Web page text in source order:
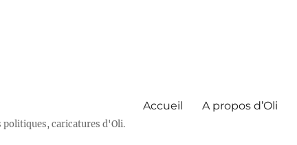
caricatures d'Oli.
Accueil A propos d’Oli